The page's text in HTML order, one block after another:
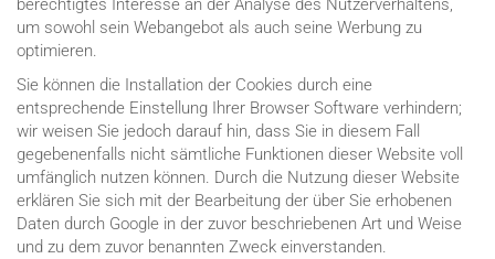
berechtigtes Interesse an der Analyse des Nutzerverhaltens,
um sowohl sein Webangebot als auch seine Werbung zu
optimieren.
Sie können die Installation der Cookies durch eine
entsprechende Einstellung Ihrer Browser Software verhindern;
wir weisen Sie jedoch darauf hin, dass Sie in diesem Fall
gegebenenfalls nicht sämtliche Funktionen dieser Website voll
umfänglich nutzen können. Durch die Nutzung dieser Website
erklären Sie sich mit der Bearbeitung der über Sie erhobenen
Daten durch Google in der zuvor beschriebenen Art und Weise
und zu dem zuvor benannten Zweck einverstanden.